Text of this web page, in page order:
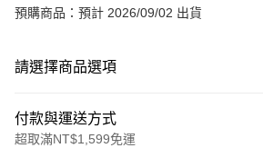
預購商品：預計 2026/09/02 出貨
請選擇商品選項
付款與運送方式
超取滿NT$1,599免運